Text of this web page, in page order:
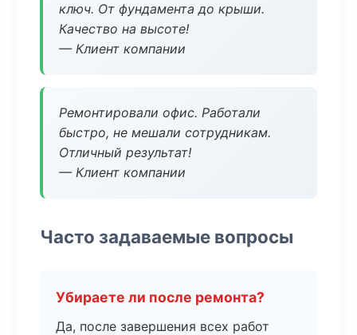
ключ. От фундамента до крыши.
Качество на высоте!
— Клиент компании
Ремонтировали офис. Работали
быстро, не мешали сотрудникам.
Отличный результат!
— Клиент компании
Часто задаваемые вопросы
Убираете ли после ремонта?
Да, после завершения всех работ